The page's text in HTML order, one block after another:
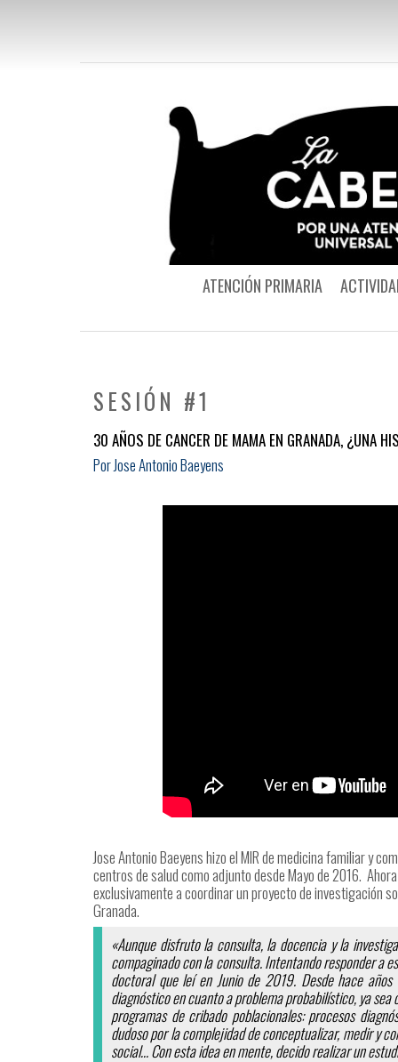
ATENCIÓN PRIMARIA
SESIÓN #1
30 AÑOS DE CANCER DE MAMA EN GRANADA, ¿UNA
Por Jose Antonio Baeyens
Jose Antonio Baeyens hizo el MIR de medicina familiar y
centros de salud como adjunto desde Mayo de 2016.
exclusivamente a coordinar un proyecto de investigación
Granada.
«Aunque disfruto la consulta, la docencia y la
compaginado con la consulta. Intentando responder a
doctoral que leí en Junio de 2019. Desde hace
diagnóstico en cuanto a problema probabilístico, ya
programas de cribado poblacionales: procesos
dudoso por la complejidad de conceptualizar, medir y
social… Con esta idea en mente, decido realizar un